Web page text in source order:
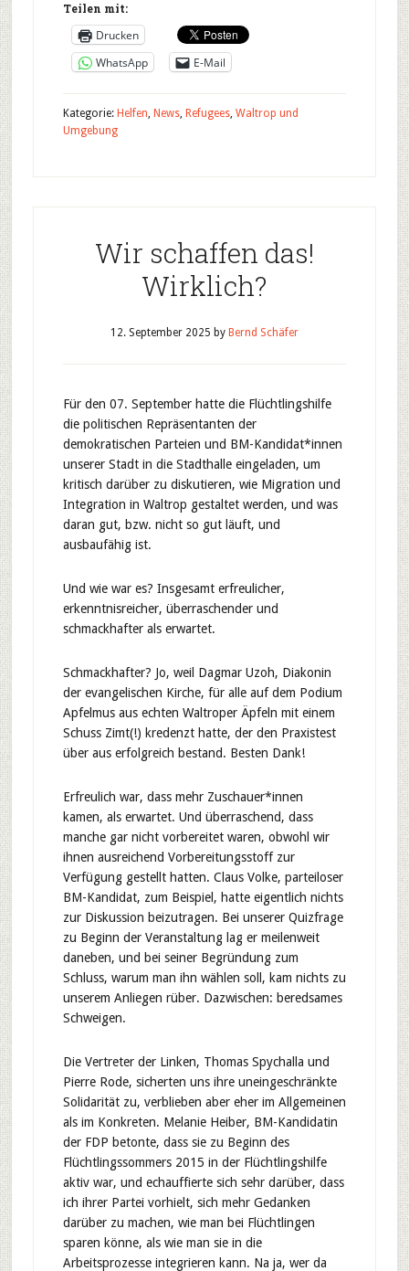
Teilen mit:
Drucken
WhatsApp
E-Mail
Kategorie: Helfen, News, Refugees, Waltrop und
Umgebung
Wir schaffen das!
Wirklich?
12. September 2025 by Bernd Schäfer
Für den 07. September hatte die Flüchtlingshilfe
die politischen Repräsentanten der
demokratischen Parteien und BM-Kandidat*innen
unserer Stadt in die Stadthalle eingeladen, um
kritisch darüber zu diskutieren, wie Migration und
Integration in Waltrop gestaltet werden, und was
daran gut, bzw. nicht so gut läuft, und
ausbaufähig ist.
Und wie war es? Insgesamt erfreulicher,
erkenntnisreicher, überraschender und
schmackhafter als erwartet.
Schmackhafter? Jo, weil Dagmar Uzoh, Diakonin
der evangelischen Kirche, für alle auf dem Podium
Apfelmus aus echten Waltroper Äpfeln mit einem
Schuss Zimt(!) kredenzt hatte, der den Praxistest
über aus erfolgreich bestand. Besten Dank!
Erfreulich war, dass mehr Zuschauer*innen
kamen, als erwartet. Und überraschend, dass
manche gar nicht vorbereitet waren, obwohl wir
ihnen ausreichend Vorbereitungsstoff zur
Verfügung gestellt hatten. Claus Volke, parteiloser
BM-Kandidat, zum Beispiel, hatte eigentlich nichts
zur Diskussion beizutragen. Bei unserer Quizfrage
zu Beginn der Veranstaltung lag er meilenweit
daneben, und bei seiner Begründung zum
Schluss, warum man ihn wählen soll, kam nichts zu
unserem Anliegen rüber. Dazwischen: beredsames
Schweigen.
Die Vertreter der Linken, Thomas Spychalla und
Pierre Rode, sicherten uns ihre uneingeschränkte
Solidarität zu, verblieben aber eher im Allgemeinen
als im Konkreten. Melanie Heiber, BM-Kandidatin
der FDP betonte, dass sie zu Beginn des
Flüchtlingssommers 2015 in der Flüchtlingshilfe
aktiv war, und echauffierte sich sehr darüber, dass
ich ihrer Partei vorhielt, sich mehr Gedanken
darüber zu machen, wie man bei Flüchtlingen
sparen könne, als wie man sie in die
Arbeitsprozesse integrieren kann. Na ja, wer da